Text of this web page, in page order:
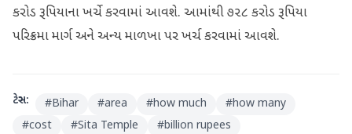
કરોડ રૂપિયાના ખર્ચે કરવામાં આવશે. આમાંથી ૭૨૮ કરોડ રૂપિયા
પરિક્રમા માર્ગ અને અન્ય માળખા પર ખર્ચ કરવામાં આવશે.
ટેગ્સ: #Bihar #area #how much #how many
#cost #Sita Temple #billion rupees